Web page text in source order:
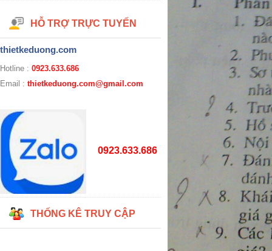
HỖ TRỢ TRỰC TUYẾN
thietkeduong.com
Hotline : 0923.633.686
Email : thietkeduong.com@gmail.com
0923.633.686
THỐNG KÊ TRUY CẬP